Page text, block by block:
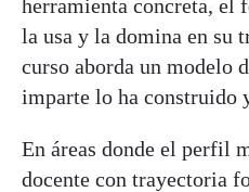
herramienta concreta, el
la usa y la domina en su
curso aborda un modelo
imparte lo ha construido
En áreas donde el perfil
docente con trayectoria